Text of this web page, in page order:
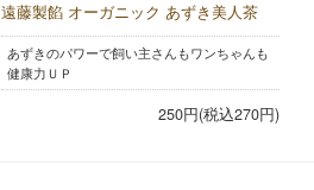
遠藤製餡 オーガニック あずき美人茶
あずきのパワーで飼い主さんもワンちゃんも
健康力ＵＰ
250円(税込270円)